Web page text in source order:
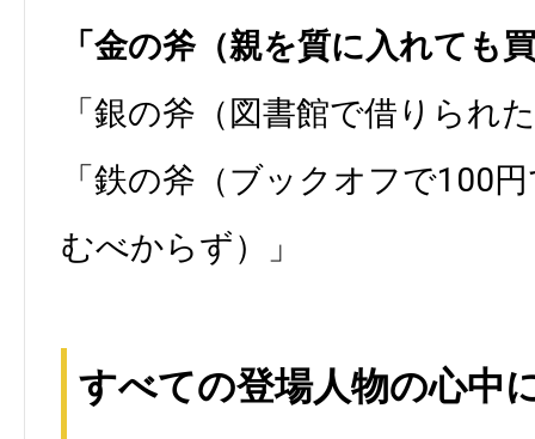
「金の斧（親を質に入れても
「銀の斧（図書館で借りられ
「鉄の斧（ブックオフで100
むべからず）」
すべての登場人物の心中